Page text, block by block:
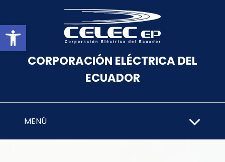
Abrir barra de herramientas
CORPORACIÓN ELÉCTRICA DEL
ECUADOR
MENÚ